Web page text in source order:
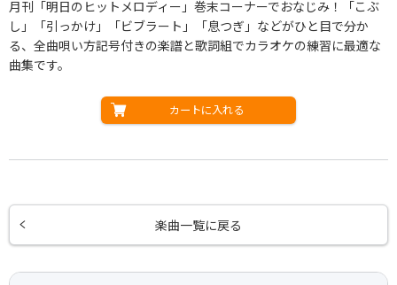
月刊「明日のヒットメロディー」巻末コーナーでおなじみ！「こぶ
し」「引っかけ」「ビブラート」「息つぎ」などがひと目で分か
る、全曲唄い方記号付きの楽譜と歌詞組でカラオケの練習に最適な
曲集です。
カートに入れる
楽曲一覧に戻る